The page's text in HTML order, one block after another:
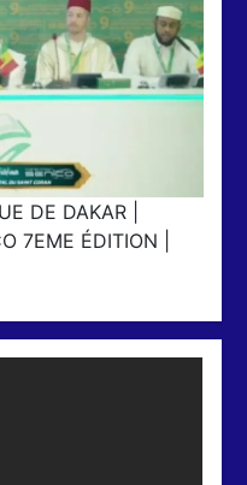
DE DAKAR |
7EME ÉDITION |